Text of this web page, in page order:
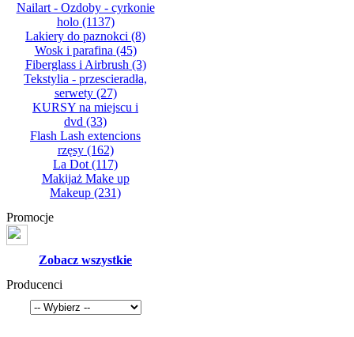
Nailart - Ozdoby - cyrkonie
holo(1137)
Lakiery do paznokci (8)
Wosk i parafina (45)
Fiberglass i Airbrush (3)
Tekstylia - przescieradła,
serwety(27)
KURSY na miejscu i
dvd (33)
Flash Lash extencions
rzęsy(162)
La Dot (117)
Makijaż Make up
Makeup (231)
Promocje
Zobacz wszystkie
Producenci